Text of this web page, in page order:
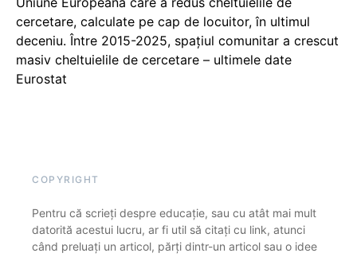
cercetare, calculate pe cap de locuitor, în ultimul
deceniu. Între 2015-2025, spațiul comunitar a crescut
masiv cheltuielile de cercetare – ultimele date
Eurostat
COPYRIGHT
Pentru că scrieți despre educație, sau cu atât mai mult
datorită acestui lucru, ar fi util să citați cu link, atunci
când preluați un articol, părți dintr-un articol sau o idee